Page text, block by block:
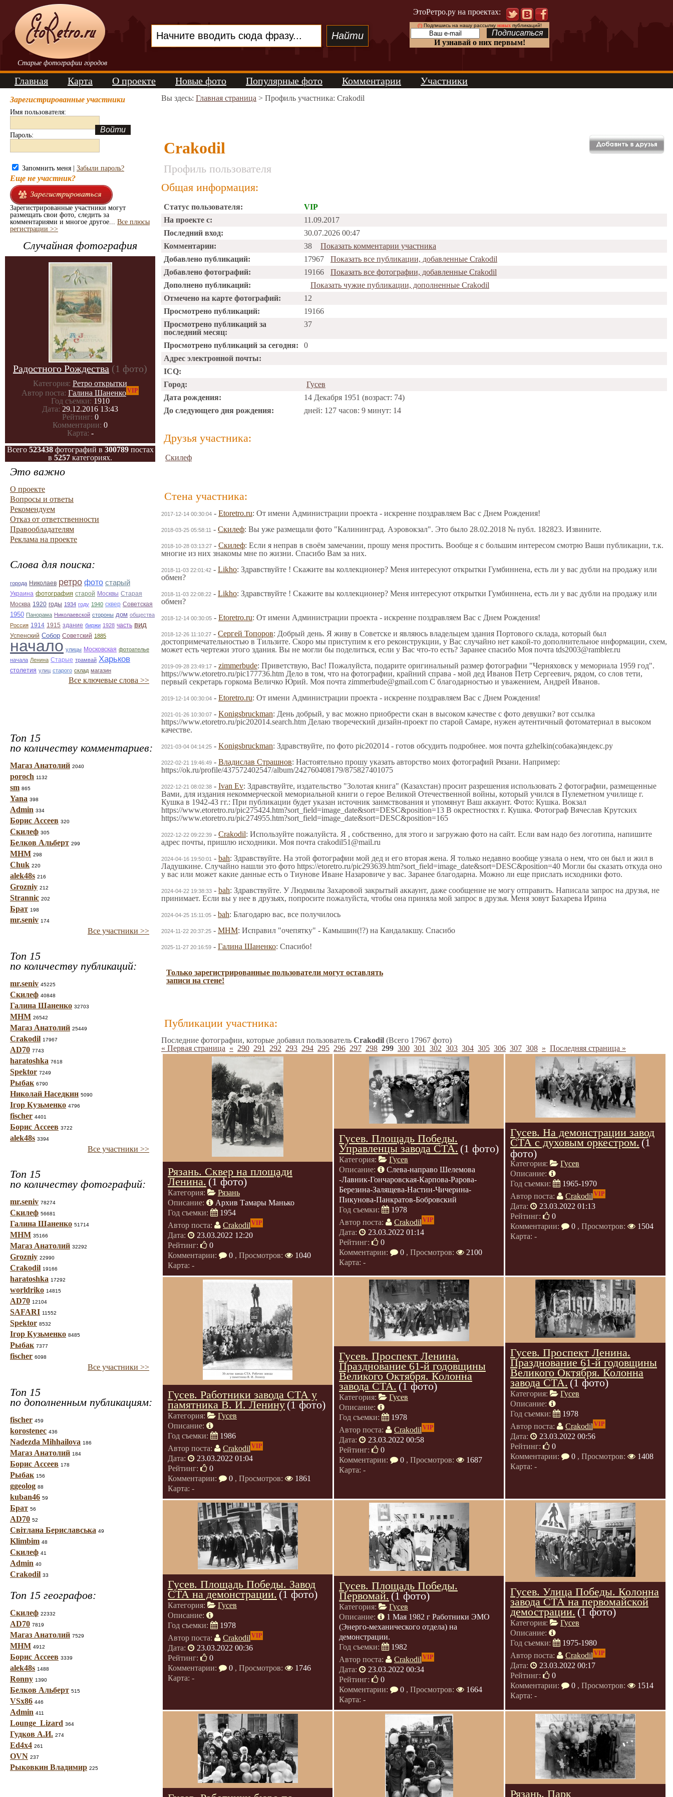
Старые фотографии городов
ЭтоРетро.ру на проектах:
(!)Подпишись на нашу рассылку новыхпубликаций!
И узнавай о них первым!
Главная Карта О проекте Новые фото Популярные фото Комментарии Участники
Зарегистрированные участники
Имя пользователя:
Пароль:
Запомнить меня | Забыли пароль?
Еще не участник?
Зарегистрированные участники могут
размещать свои фото, следить за
комментариями и многое другое... Все плюсы
регистрации >>
Случайная фотография
Радостного Рождества (1 фото)
Категория: Ретро открытки
Автор поста: Галина ШаненкоVIP
Год съемки: 1910
Дата: 29.12.2016 13:43
Рейтинг: 0
Комментарии: 0
Карта: -
Всего 523438фотографий в 300789постах
в 5257 категориях.
Это важно
О проекте
Вопросы и ответы
Рекомендуем
Отказ от ответственности
Правообладателям
Реклама на проекте
Слова для поиска:
города Николаев ретро фото старый
Украина фотография старой Москвы Старая
Москва 1920 годы 1934 году 1940 сквер Советская
1950 Панорама Николаевской стороны дом общества
Россия 1914 1915 здание биржи 1928 часть вид
Успенский Собор Советский 1885
начало улицы Московская фотоателье
начала Ленина Старые трамвай Харьков
столетия улиц старого склад магазин
Все ключевые слова >>
Топ 15
по количеству комментариев:
Магаз Анатолий 2040
poroch 1132
sm 865
Yana 398
Admin 334
Борис Ассеев 320
Скилеф 305
Белков Альберт 299
МНМ 298
Chuk 220
alek48s 216
Grozniy 212
Strannic 202
Брат 198
mr.seniv 174
Все участники >>
Топ 15
по количеству публикаций:
mr.seniv 45225
Скилеф 40848
Галина Шаненко 32703
МНМ 26542
Магаз Анатолий 25449
Crakodil 17967
AD70 7743
haratoshka 7618
Spektor 7249
Рыбак 6790
Николай Наседкин 5090
Ігор Кузьменко 4796
fischer 4401
Борис Ассеев 3722
alek48s 3394
Все участники >>
Топ 15
по количеству фотографий:
mr.seniv 78274
Скилеф 56681
Галина Шаненко 51714
МНМ 35166
Магаз Анатолий 32292
Grozniy 22990
Crakodil 19166
haratoshka 17292
worldriko 14815
AD70 12104
SAFARI 11552
Spektor 8532
Ігор Кузьменко 8485
Рыбак 7377
fischer 6098
Все участники >>
Топ 15
по дополненным публикациям:
fischer 459
korostenec 436
Nadezda Mihhailova 186
Магаз Анатолий 184
Борис Ассеев 178
Рыбак 156
ggeolog 88
kuban46 59
Брат 56
AD70 52
Світлана Бериславська 49
Klimbim 48
Скилеф 41
Admin 40
Crakodil 33
Топ 15 географов:
Скилеф 22332
AD70 7819
Магаз Анатолий 7529
МНМ 4912
Борис Ассеев 3339
alek48s 1488
Ronny 1390
Белков Альберт 515
VSx86 446
Admin 411
Lounge_Lizard 364
Гудков А.И. 274
Ed4x4 261
OVN 237
Рыковкин Владимир 225
Вы здесь: Главная страница > Профиль участника: Crakodil
Crakodil
Профиль пользователя
Общая информация:
Статус пользователя:
VIP
На проекте с:
11.09.2017
Последний вход:
30.07.2026 00:47
Комментарии:
38
Показать комментарии участника
Добавлено публикаций:
17967
Показать все публикации, добавленные Crakodil
Добавлено фотографий:
19166
Показать все фотографии, добавленные Crakodil
Дополнено публикаций:
Показать чужие публикации, дополненные Crakodil
Отмечено на карте фотографий:
12
Просмотрено публикаций:
19166
Просмотрено публикаций за
последний месяц:
37
Просмотрено публикаций за сегодня:
0
Адрес электронной почты:
ICQ:
Город:
Гусев
Дата рождения:
14 Декабря 1951 (возраст: 74)
До следующего дня рождения:
дней: 127 часов: 9 минут: 14
Друзья участника:
Скилеф
Стена участника:
2017-12-14 00:30:04 - Etoretro.ru: От имени Администрации проекта - искренне поздравляем Вас с Днем Рождения!
2018-03-25 05:58:11 - Скилеф: Вы уже размещали фото "Калининград. Аэровокзал". Это было 28.02.2018 № публ. 182823. Извините.
2018-10-28 03:13:27 - Скилеф: Если я неправ в своём замечании, прошу меня простить. Вообще я с большим интересом смотрю Ваши публикации, т.к.
многие из них знакомы мне по жизни. Спасибо Вам за них.
2018-11-03 22:01:42 - Likho: Здравствуйте ! Скажите вы коллекционер? Меня интересуют открытки Гумбиннена, есть ли у вас дубли на продажу или
обмен?
2018-11-03 22:08:22 - Likho: Здравствуйте ! Скажите вы коллекционер? Меня интересуют открытки Гумбиннена, есть ли у вас дубли на продажу или
обмен?
2018-12-14 00:30:05 - Etoretro.ru: От имени Администрации проекта - искренне поздравляем Вас с Днем Рождения!
2018-12-26 11:10:27 - Сергей Топоров: Добрый день. Я живу в Советске и являюсь владельцем здания Портового склада, который был
достопримечательностью в Тильзите. Скоро мы приступим к его реконструкции, у Вас случайно нет какой-то дополнительное информации, схем,
может есть чертежи этого здания. Вы не могли бы поделиться, если у Вас что-то есть? Заранее спасибо Моя почта tds2003@rambler.ru
2019-09-28 23:49:17 - zimmerbude: Приветствую, Вас! Пожалуйста, подарите оригинальный размер фотографии "Черняховск у мемориала 1959 год".
https://www.etoretro.ru/pic177736.htm Дело в том, что на фотографии, крайний справа - мой дед Иванов Петр Сергеевич, рядом, со слов тети,
первый секретарь горкома Величко Юрий. Моя почта zimmerbude@gmail.com С благодарностью и уважением, Андрей Иванов.
2019-12-14 00:30:04 - Etoretro.ru: От имени Администрации проекта - искренне поздравляем Вас с Днем Рождения!
2021-01-26 10:30:07 - Konigsbruckman: День добрый, у вас можно приобрести скан в высоком качестве с фото девушки? вот ссылка
https://www.etoretro.ru/pic202014.search.htm Делаю твореческий дизайн-проект по старой Самаре, нужен аутентичный фотоматериал в высоком
качестве.
2021-03-04 04:14:25 - Konigsbruckman: Здравствуйте, по фото pic202014 - готов обсудить подробнее. моя почта gzhelkin(собака)яндекс.ру
2022-02-21 19:46:49 - Владислав Страшнов: Настоятельно прошу указать авторство моих фотографий Рязани. Например:
https://ok.ru/profile/437572402547/album/242760408179/875827401075
2022-12-21 08:02:38 - Ivan Ev: Здравствуйте, издательство "Золотая книга" (Казахстан) просит разрешения использовать 2 фотографии, размещенные
Вами, для издания некоммерческой мемориальной книги о герое Великой Отечественной войны, который учился в Пулеметном училище г.
Кушка в 1942-43 гг.: При публикации будет указан источник заимствования и упомянут Ваш аккаунт. Фото: Кушка. Вокзал
https://www.etoretro.ru/pic275424.htm?sort_field=image_date&sort=DESC&position=13 В окрестностях г. Кушка. Фотограф Вячеслав Крутских
https://www.etoretro.ru/pic274955.htm?sort_field=image_date&sort=DESC&position=165
2022-12-22 09:22:39 - Crakodil: Используйте пожалуйста. Я , собственно, для этого и загружаю фото на сайт. Если вам надо без логотипа, напишите
адрес почты, пришлю исходники. Моя почта crakodil51@mail.ru
2024-04-16 19:50:01 - bah: Здравствуйте. На этой фотографии мой дед и его вторая жена. Я только недавно вообще узнала о нем, что он был и жил в
Ладушкине. Случайно нашли это фото https://etoretro.ru/pic293639.htm?sort_field=image_date&sort=DESC&position=40 Могли бы сказать откуда оно
у вас или может какие данные есть о Тиунове Иване Назаровиче у вас. Заранее благодарна. Можно ли еще прислать исходники фото.
2024-04-22 19:38:33 - bah: Здравствуйте. У Людмилы Захаровой закрытый аккаунт, даже сообщение не могу отправить. Написала запрос на друзья, не
принимает. Если вы у нее в друзьях, попросите пожалуйста, чтобы она приняла мой запрос в друзья. Меня зовут Бахарева Ирина
2024-04-25 15:11:05 - bah: Благодарю вас, все получилось
2024-11-22 20:37:25 - МНМ: Исправил "очепятку" - Камышин(!?) на Кандалакшу. Спасибо
2025-11-27 20:16:59 - Галина Шаненко: Спасибо!
Только зарегистрированные пользователи могут оставлять
записи на стене!
Публикации участника:
Последние фотографии, которые добавил пользователь Crakodil (Всего 17967 фото)
« Первая страница « 290 291 292 293 294 295 296 297 298 299 300 301 302 303 304 305 306 307 308 » Последняя страница »
Рязань. Сквер на площади
Ленина.(1 фото)
Категория:
Рязань
Описание:
Архив Тамары Манько
Год съемки:
1954
Автор поста:
Crakodil VIP
Дата:
23.03.2022 12:20
Рейтинг:
0
Комментарии:
0 , Просмотров:
1040
Карта: -
Гусев. Площадь Победы.
Управленцы завода СТА. (1 фото)
Категория:
Гусев
Описание:
Слева-направо Шелемова
-Лавник-Гончаровская-Карпова-Рарова-
Березина-Залящева-Настин-Чичерина-
Пикунова-Панкратов-Бобровский
Год съемки:
1978
Автор поста:
Crakodil VIP
Дата:
23.03.2022 01:14
Рейтинг:
0
Комментарии:
0 , Просмотров:
2100
Карта: -
Гусев. На демонстрации завод
СТА с духовым оркестром.(1
фото)
Категория:
Гусев
Описание:
Год съемки:
1965-1970
Автор поста:
Crakodil VIP
Дата:
23.03.2022 01:13
Рейтинг:
0
Комментарии:
0 , Просмотров:
1504
Карта: -
Гусев. Работники завода СТА у
памятника В. И. Ленину(1 фото)
Категория:
Гусев
Описание:
Год съемки:
1986
Автор поста:
Crakodil VIP
Дата:
23.03.2022 01:04
Рейтинг:
0
Комментарии:
0 , Просмотров:
1861
Карта: -
Гусев. Проспект Ленина.
Празднование 61-й годовщины
Великого Октября. Колонна
завода СТА.(1 фото)
Категория:
Гусев
Описание:
Год съемки:
1978
Автор поста:
Crakodil VIP
Дата:
23.03.2022 00:58
Рейтинг:
0
Комментарии:
0 , Просмотров:
1687
Карта: -
Гусев. Проспект Ленина.
Празднование 61-й годовщины
Великого Октября. Колонна
завода СТА.(1 фото)
Категория:
Гусев
Описание:
Год съемки:
1978
Автор поста:
Crakodil VIP
Дата:
23.03.2022 00:56
Рейтинг:
0
Комментарии:
0 , Просмотров:
1408
Карта: -
Гусев. Площадь Победы. Завод
СТА на демонстрации. (1 фото)
Категория:
Гусев
Описание:
Год съемки:
1978
Автор поста:
Crakodil VIP
Дата:
23.03.2022 00:36
Рейтинг:
0
Комментарии:
0 , Просмотров:
1746
Карта: -
Гусев. Площадь Победы.
Первомай.(1 фото)
Категория:
Гусев
Описание:
1 Мая 1982 г Работники ЭМО
(Энерго-механического отдела) на
демонстрации.
Год съемки:
1982
Автор поста:
Crakodil VIP
Дата:
23.03.2022 00:34
Рейтинг:
0
Комментарии:
0 , Просмотров:
1664
Карта: -
Гусев. Улица Победы. Колонна
завода СТА на первомайской
демострации.(1 фото)
Категория:
Гусев
Описание:
Год съемки:
1975-1980
Автор поста:
Crakodil VIP
Дата:
23.03.2022 00:17
Рейтинг:
0
Комментарии:
0 , Просмотров:
1514
Карта: -
Рязань. Парк